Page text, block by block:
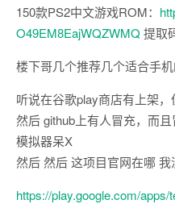
150款PS2中文游戏ROM：
O49EM8EajWQZWMQ 提取
楼下哥几个推荐几个适合手
听说在谷歌play商店有上架，
然后 github上有人冒充，而
模拟器呆X
然后 然后 这项目官网在哪
https://play.google.com/